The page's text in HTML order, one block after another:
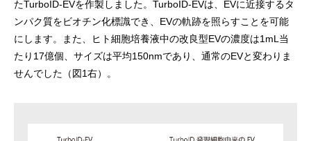
たTurboID-EVを作製しました。TurboID-EVは、EVに近接するタ
ンパク質をビオチン化標識でき、EVの軌跡を照らすことを可能
にします。また、ヒト細胞培養液中の改良型EVの濃度は1mL当
たり17億個、サイズは平均150nmであり、通常のEVと変わりま
せんでした（図1右）。